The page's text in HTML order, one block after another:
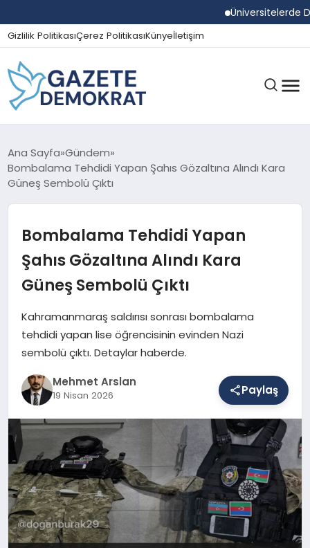
Üniversitelerde
Gizlilik PolitikasıÇerez PolitikasıKünyeİletişim
GÜNDEM
EKONOMI
SPOR
SAĞLIK
EĞITIM
DÜNYA
YAŞAM
Ana Sayfa Gündem
Bombalama Tehdidi Yapan Şahıs Gözaltına Alındı Kara
Güneş Sembolü Çıktı
Bombalama Tehdidi Yapan
Şahıs Gözaltına Alındı Kara
Güneş Sembolü Çıktı
Kahramanmaraş saldırısı sonrası bombalama
tehdidi yapan lise öğrencisinin evinden Nazi
sembolü çıktı. Detaylar haberde.
Mehmet Arslan
19 Nisan 2026 Paylaş